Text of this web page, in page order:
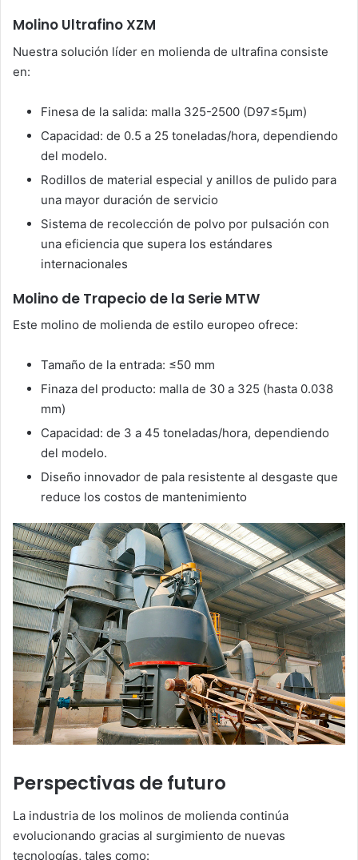
Molino Ultrafino XZM
Nuestra solución líder en molienda de ultrafina consiste
en:
Finesa de la salida: malla 325-2500 (D97≤5μm)
Capacidad: de 0.5 a 25 toneladas/hora, dependiendo
del modelo.
Rodillos de material especial y anillos de pulido para
una mayor duración de servicio
Sistema de recolección de polvo por pulsación con
una eficiencia que supera los estándares
internacionales
Molino de Trapecio de la Serie MTW
Este molino de molienda de estilo europeo ofrece:
Tamaño de la entrada: ≤50 mm
Finaza del producto: malla de 30 a 325 (hasta 0.038
mm)
Capacidad: de 3 a 45 toneladas/hora, dependiendo
del modelo.
Diseño innovador de pala resistente al desgaste que
reduce los costos de mantenimiento
Perspectivas de futuro
La industria de los molinos de molienda continúa
evolucionando gracias al surgimiento de nuevas
tecnologías, tales como: